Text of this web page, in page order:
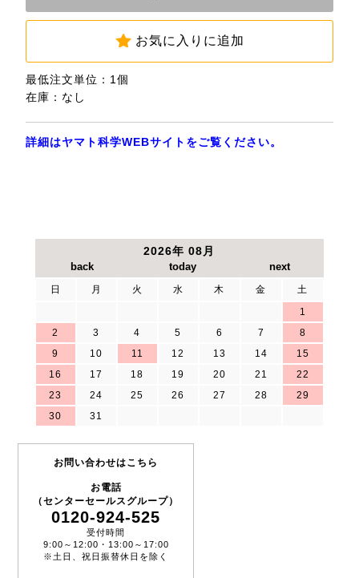
お気に入りに追加
最低注文単位：1個
在庫：なし
詳細はヤマト科学WEBサイトをご覧ください。
2026年 08月
日 月 火 水 木 金
土
1
2
3 4 5 6 7
8
9
10 11 12 13 14
15
16
17 18 19 20 21
22
23
24 25 26 27 28
29
30
31
お問い合わせはこちら
お電話
（センターセールスグループ）
0120-924-525
受付時間
9:00～12:00・13:00～17:00
※土日、祝日振替休日を除く